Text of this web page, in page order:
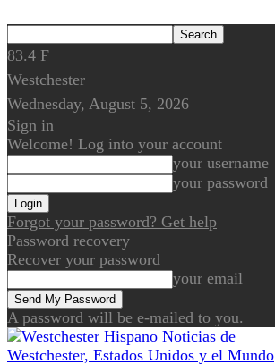
83.4 F
Westchester
Wednesday, August 5, 2026
Sign in
Welcome! Log into your account
your username
your password
Forgot your password? Get help
Password recovery
Recover your password
your email
A password will be e-mailed to you.
Noticias de
Westchester, Estados Unidos y el Mundo